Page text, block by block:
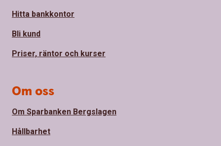
Hitta bankkontor
Bli kund
Priser, räntor och kurser
Om oss
Om Sparbanken Bergslagen
Hållbarhet